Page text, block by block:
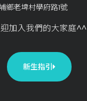
鄉老埤村學府路1號
加入我們的大家庭^^
新生指引